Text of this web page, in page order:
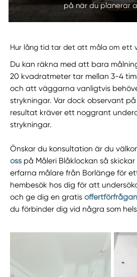
på när du planerar
Hur lång tid tar det att måla om ett
Du kan räkna med att bara
20 kvadratmeter tar mellan 3-4
och att väggarna vanligtvis
strykningar. Var dock observant
resultat kräver ett noggrant
strykningar.
Önskar du konsultation är du
oss på Måleri Blåklockan så
erfarna målare från Borlänge för
hembesök hos dig för att
och ge dig en gratisoffertförfrågan
du förbinder dig vid några som